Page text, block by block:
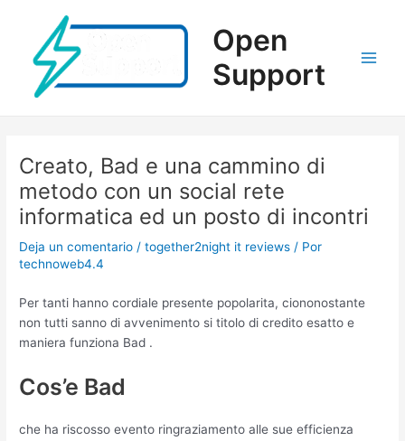
contenido
Open
Support
Creato, Bad e una cammino di
metodo con un social rete
informatica ed un posto di incontri
Deja un comentario /together2night it reviews / Por
technoweb4.4
Per tanti hanno cordiale presente popolarita, ciononostante
non tutti sanno di avvenimento si titolo di credito esatto e
maniera funziona Bad .
Cos’e Bad
che ha riscosso evento ringraziamento alle sue efficienza